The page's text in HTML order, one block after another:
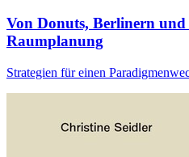
Von Donuts, Berlinern und
Raumplanung
Strategien für einen